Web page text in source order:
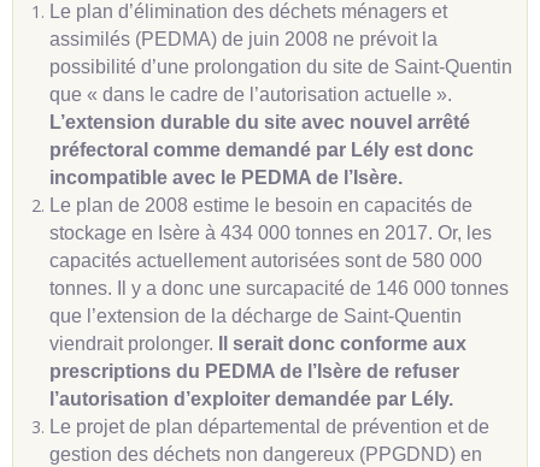
Le plan d’élimination des déchets ménagers et
assimilés (PEDMA) de juin 2008 ne prévoit la
possibilité d’une prolongation du site de Saint-Quentin
que « dans le cadre de l’autorisation actuelle ».
L’extension durable du site avec nouvel arrêté
préfectoral comme demandé par Lély est donc
incompatible avec le PEDMA de l’Isère.
Le plan de 2008 estime le besoin en capacités de
stockage en Isère à 434 000 tonnes en 2017. Or, les
capacités actuellement autorisées sont de 580 000
tonnes. Il y a donc une surcapacité de 146 000 tonnes
que l’extension de la décharge de Saint-Quentin
viendrait prolonger.
Il serait donc conforme aux
prescriptions du PEDMA de l’Isère de refuser
l’autorisation d’exploiter demandée par Lély.
Le projet de plan départemental de prévention et de
gestion des déchets non dangereux (PPGDND) en